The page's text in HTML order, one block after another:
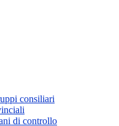
consiliari
di controllo